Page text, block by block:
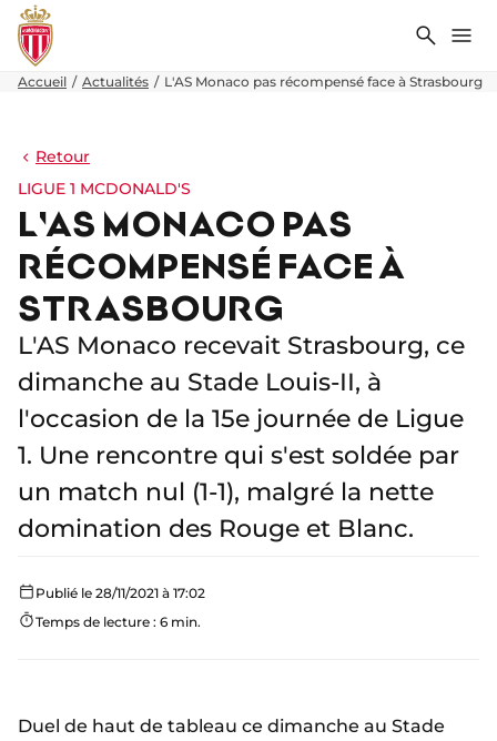
Accueil Actualités L'AS Monaco pas récompensé face à Strasbourg
Retour
LIGUE 1 MCDONALD'S
L'AS MONACO PAS
RÉCOMPENSÉ FACE À
STRASBOURG
L'AS Monaco recevait Strasbourg, ce
dimanche au Stade Louis-II, à
l'occasion de la 15e journée de Ligue
1. Une rencontre qui s'est soldée par
un match nul (1-1), malgré la nette
domination des Rouge et Blanc.
Publié le 28/11/2021 à 17:02
Temps de lecture : 6 min.
Duel de haut de tableau ce dimanche au Stade